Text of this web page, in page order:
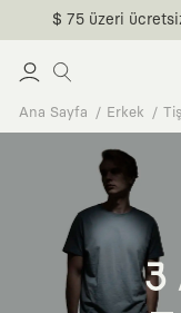
$ 75 üzeri
Ana Sayfa Erkek
3